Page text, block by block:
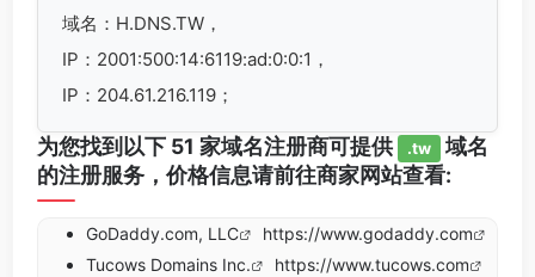
域名：H.DNS.TW，
IP：2001:500:14:6119:ad:0:0:1，
IP：204.61.216.119；
为您找到以下 51 家域名注册商可提供 .tw
域名
的注册服务，价格信息请前往商家网站查看:
GoDaddy.com, LLC
https://www.godaddy.com
Tucows Domains Inc.
https://www.tucows.com